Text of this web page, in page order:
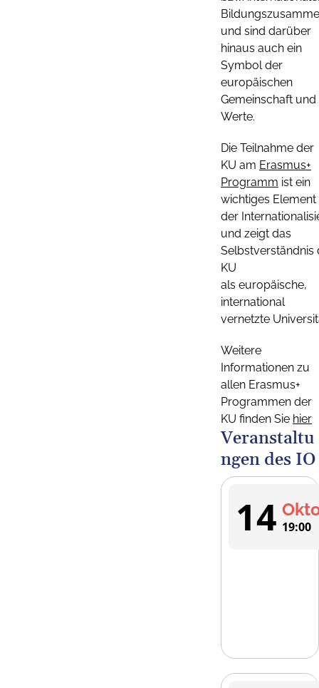
und sind darüber
hinaus auch ein
Symbol der
europäischen
Gemeinschaft und
Werte.
Die Teilnahme der
KU am Erasmus+
Programm ist ein
wichtiges Element
der
und zeigt das
Selbstverständnis
KU
als europäische,
international
vernetzte
Weitere
Informationen zu
allen Erasmus+
Programmen der
KU finden Sie hier
Veranstaltu
ngen des IO
14 19:00